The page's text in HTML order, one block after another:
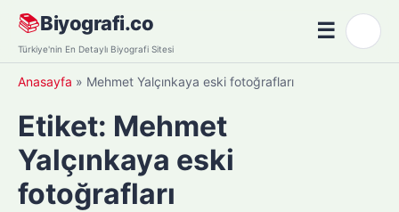
Skip
content
📚Biyografi.co
Türkiye'nin En Detaylı Biyografi Sitesi
☰Menü
Anasayfa » Mehmet Yalçınkaya eski fotoğrafları
Etiket: Mehmet
Yalçınkaya eski
fotoğrafları